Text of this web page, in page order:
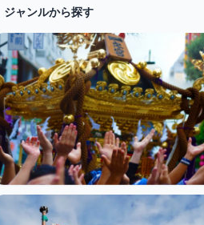
ジャンルから探す
お祭り